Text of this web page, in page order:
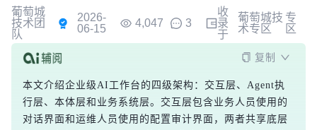
葡萄城
技术团
队
2026-
06-15
4,047 3
收
录
于
葡萄城技
术专区
专
区
复制
本文介绍企业级AI工作台的四级架构：交互层、Agent执
行层、本体层和业务系统层。交互层包含业务人员使用的
对话界面和运维人员使用的配置审计界面，两者共享底层